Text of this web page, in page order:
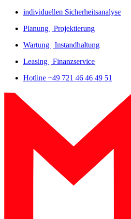
Zum
springen
individuellen Sicherheitsanalyse
Planung | Projektierung
Wartung | Instandhaltung
Leasing | Finanzservice
Hotline +49 721 46 46 49 51